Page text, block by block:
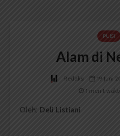
PUISI
Alam di
Redaksi 19 Juni
1 menit
Oleh: Deli Listiani